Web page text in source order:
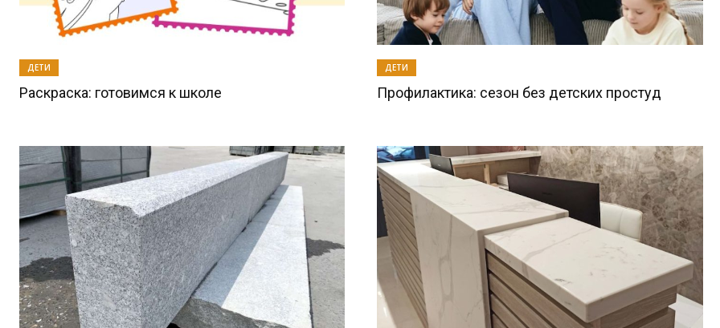
ДЕТИ
Раскраска: готовимся к школе
ДЕТИ
Профилактика: сезон без детских простуд